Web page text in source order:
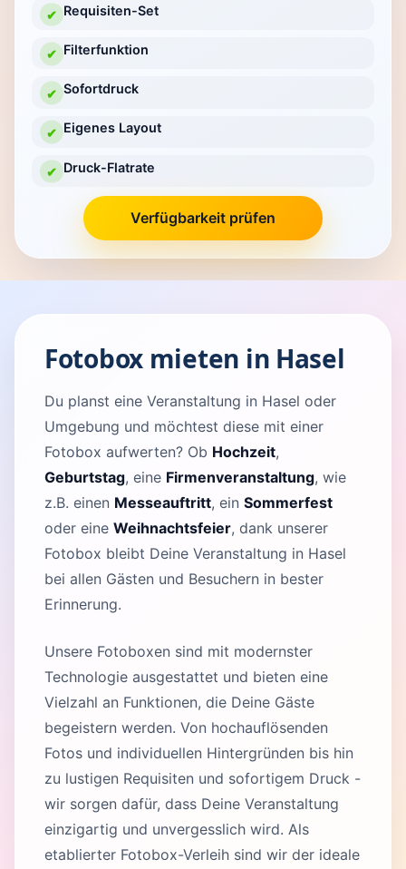
✔ Requisiten-Set
✔ Filterfunktion
✔ Sofortdruck
✔ Eigenes Layout
✔ Druck-Flatrate
Verfügbarkeit prüfen
Fotobox mieten in Hasel
Du planst eine Veranstaltung in Hasel oder
Umgebung und möchtest diese mit einer
Fotobox aufwerten? Ob Hochzeit,
Geburtstag, eine Firmenveranstaltung, wie
z.B. einen Messeauftritt, ein Sommerfest
oder eine Weihnachtsfeier, dank unserer
Fotobox bleibt Deine Veranstaltung in Hasel
bei allen Gästen und Besuchern in bester
Erinnerung.
Unsere Fotoboxen sind mit modernster
Technologie ausgestattet und bieten eine
Vielzahl an Funktionen, die Deine Gäste
begeistern werden. Von hochauflösenden
Fotos und individuellen Hintergründen bis hin
zu lustigen Requisiten und sofortigem Druck -
wir sorgen dafür, dass Deine Veranstaltung
einzigartig und unvergesslich wird. Als
etablierter Fotobox-Verleih sind wir der ideale